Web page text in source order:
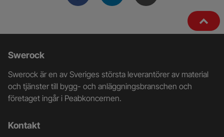
Ytterligare
information
och
kontaktuppgifter
Swerock
Swerock är en av Sveriges största leverantörer av material
och tjänster till bygg- och anläggningsbranschen och
företaget ingår i Peabkoncernen.
Kontakt